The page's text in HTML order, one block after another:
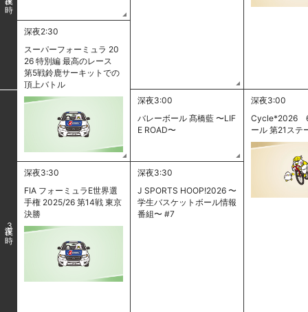
深夜2:30
スーパーフォーミュラ 20
26 特別編 最高のレース
第5戦鈴鹿サーキットでの
頂上バトル
3
深夜3:00
バレーボール 髙橋藍 〜LIF
E ROAD〜
深夜3:00
Cycle*2026
ール 第21ステ
深夜3:30
FIA フォーミュラE世界選
手権 2025/26 第14戦 東京
決勝
深夜3:30
J SPORTS HOOP!2026 〜
学生バスケットボール情報
番組〜 #7